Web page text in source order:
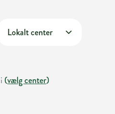
Lokalt center
(vælg center)